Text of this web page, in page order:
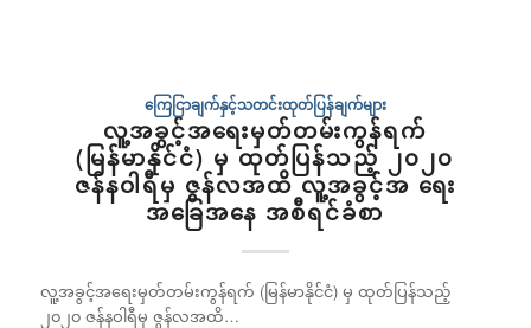
ကြေငြာချက်နှင့်သတင်းထုတ်ပြန်ချက်များ
လူ့အခွင့်အရေးမှတ်တမ်းကွန်ရက်
(မြန်မာနိုင်ငံ) မှ ထုတ်ပြန်သည့် ၂၀၂၀
ဇန်နဝါရီမှ ဇွန်လအထိ လူ့အခွင့်အ ရေး
အခြေအနေ အစီရင်ခံစာ
လူ့အခွင့်အရေးမှတ်တမ်းကွန်ရက် (မြန်မာနိုင်ငံ) မှ ထုတ်ပြန်သည့်
၂၀၂၀ ဇန်နဝါရီမှ ဇွန်လအထိ…